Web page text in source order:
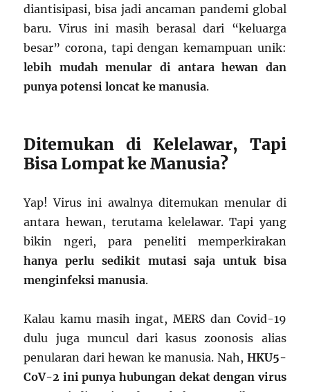
diantisipasi, bisa jadi ancaman pandemi global
baru. Virus ini masih berasal dari “keluarga
besar” corona, tapi dengan kemampuan unik:
lebih mudah menular di antara hewan dan
punya potensi loncat ke manusia.
Ditemukan di Kelelawar, Tapi
Bisa Lompat ke Manusia?
Yap! Virus ini awalnya ditemukan menular di
antara hewan, terutama kelelawar. Tapi yang
bikin ngeri, para peneliti memperkirakan
hanya perlu sedikit mutasi saja untuk bisa
menginfeksi manusia.
Kalau kamu masih ingat, MERS dan Covid-19
dulu juga muncul dari kasus zoonosis alias
penularan dari hewan ke manusia. Nah, HKU5-
CoV-2 ini punya hubungan dekat dengan virus